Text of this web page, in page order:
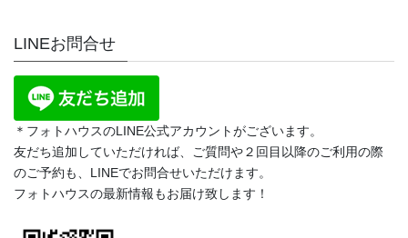
LINEお問合せ
＊フォトハウスのLINE公式アカウントがございます。
友だち追加していただければ、ご質問や２回目以降のご利用の際
のご予約も、LINEでお問合せいただけます。
フォトハウスの最新情報もお届け致します！